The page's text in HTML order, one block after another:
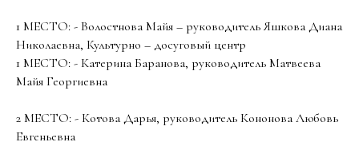
1 МЕСТО: - Волостнова Майя – руководитель Яшкова Диана
Николаевна, Культурно – досуговый центр
1 МЕСТО: - Катерина Баранова, руководитель Матвеева
Майя Георгиевна
2 МЕСТО: - Котова Дарья, руководитель Кононова Любовь
Евгеньевна